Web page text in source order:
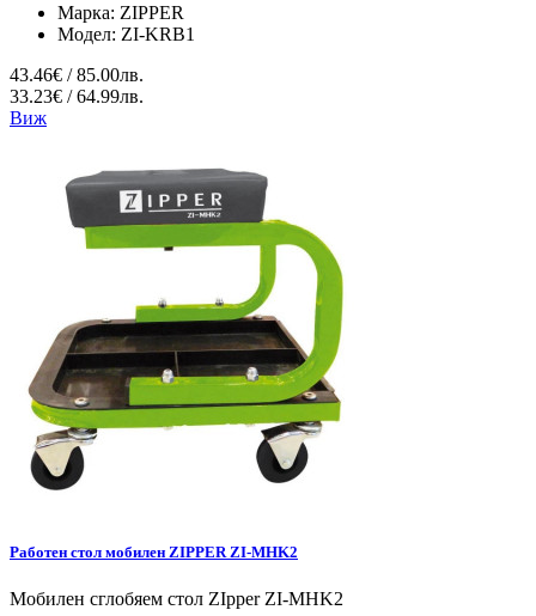
Марка: ZIPPER
Модел: ZI-KRB1
43.46€ / 85.00лв.
33.23€ / 64.99лв.
Виж
Работен стол мобилен ZIPPER ZI-MHK2
Мобилен сглобяем стол ZIpper ZI-MHK2